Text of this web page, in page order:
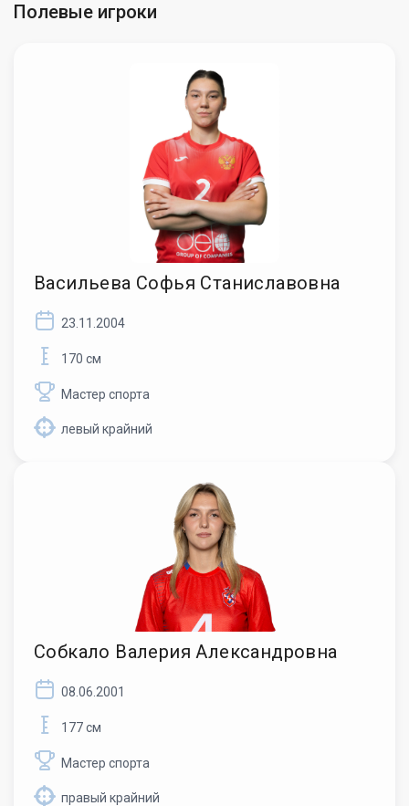
Полевые игроки
Васильева Софья Станиславовна
23.11.2004
170 см
Мастер спорта
левый крайний
Собкало Валерия Александровна
08.06.2001
177 см
Мастер спорта
правый крайний